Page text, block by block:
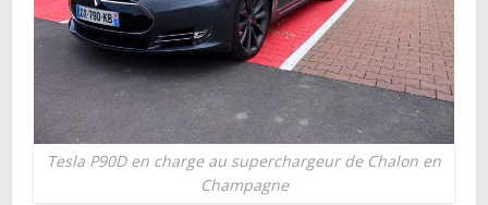
Tesla P90D en charge au superchargeur de Chalon en
Champagne